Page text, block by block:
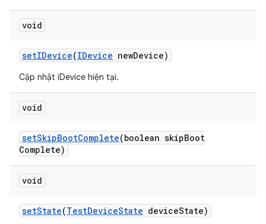
void
setIDevice(IDevice newDevice)
Cập nhật iDevice hiện tại.
void
setSkipBootComplete(boolean skipBoot
Complete)
void
setState(TestDeviceState deviceState)